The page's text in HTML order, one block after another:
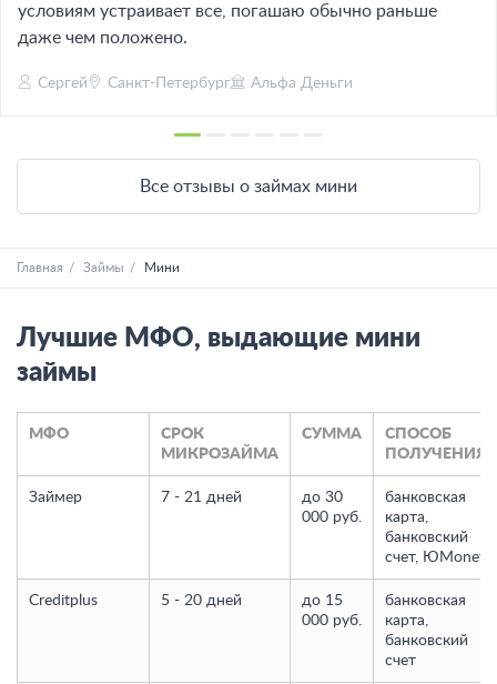
условиям устраивает все, погашаю обычно раньше
даже чем положено.
Сергей Санкт-Петербург Альфа Деньги
Все отзывы о займах мини
Главная Займы Мини
Лучшие МФО, выдающие мини
займы
МФО
СРОК
МИКРОЗАЙМА
СУММА
СПОСОБ
ПОЛУЧЕНИЯ
Займер 7 - 21 дней
до 30
000 руб.
банковская
карта,
банковский
счет, ЮMoney
Creditplus 5 - 20 дней
до 15
000 руб.
банковская
карта,
банковский
счет